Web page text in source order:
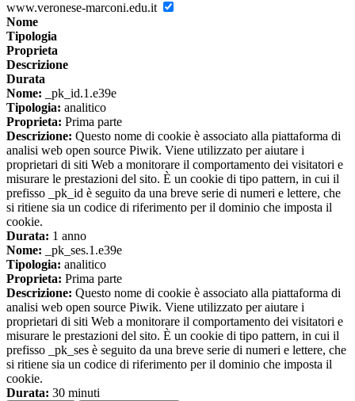
www.veronese-marconi.edu.it
Nome
Tipologia
Proprieta
Descrizione
Durata
Nome: _pk_id.1.e39e
Tipologia: analitico
Proprieta: Prima parte
Descrizione: Questo nome di cookie è associato alla piattaforma di
analisi web open source Piwik. Viene utilizzato per aiutare i
proprietari di siti Web a monitorare il comportamento dei visitatori e
misurare le prestazioni del sito. È un cookie di tipo pattern, in cui il
prefisso _pk_id è seguito da una breve serie di numeri e lettere, che
si ritiene sia un codice di riferimento per il dominio che imposta il
cookie.
Durata: 1 anno
Nome: _pk_ses.1.e39e
Tipologia: analitico
Proprieta: Prima parte
Descrizione: Questo nome di cookie è associato alla piattaforma di
analisi web open source Piwik. Viene utilizzato per aiutare i
proprietari di siti Web a monitorare il comportamento dei visitatori e
misurare le prestazioni del sito. È un cookie di tipo pattern, in cui il
prefisso _pk_ses è seguito da una breve serie di numeri e lettere, che
si ritiene sia un codice di riferimento per il dominio che imposta il
cookie.
Durata: 30 minuti